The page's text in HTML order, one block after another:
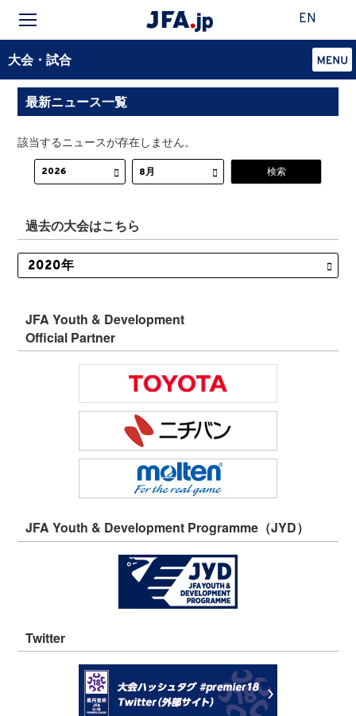
EN
大会・試合
最新ニュース一覧
該当するニュースが存在しません。
過去の大会はこちら
JFA Youth & Development
Official Partner
JFA Youth & Development Programme（JYD）
Twitter